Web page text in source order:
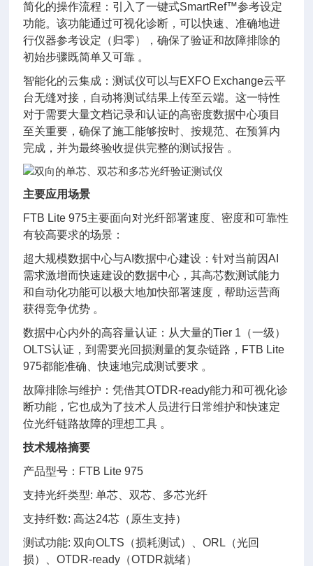
简化的操作流程：引入了一键式SmartRef™参考设定
功能。该功能通过可视化诊断，可以快速、准确地进
行仪器参考设定（归零），确保了验证和故障排除的
初始步骤既简单又可靠 。
智能化的云集成：测试仪可以与EXFO Exchange云平
台无缝对接，自动将测试结果上传至云端。这一特性
对于需要大量文档记录和认证的高密度数据中心项目
至关重要，确保了施工能够按时、按规范、在预算内
完成，并为最终验收提供完整的测试报告 。
主要应用场景
FTB Lite 975主要面向对光纤部署速度、密度和可靠性
有较高要求的场景：
超大规模数据中心与AI数据中心建设：针对当前因AI
需求激增而快速建设的数据中心，其高芯数测试能力
和自动化功能可以极大地加快部署速度，帮助运营商
获得竞争优势 。
数据中心内外的高容量认证：从大量的Tier 1（一级）
OLTS认证，到需要光回损测量的复杂链路，FTB Lite
975都能准确、快速地完成测试要求 。
故障排除与维护：凭借其OTDR-ready能力和可视化诊
断功能，它也成为了技术人员进行日常维护和快速定
位光纤链路故障的理想工具 。
技术规格摘要
产品型号：FTB Lite 975
支持光纤类型: 单芯、双芯、多芯光纤
支持纤数: 高达24芯（原生支持）
测试功能: 双向OLTS（损耗测试）、ORL（光回
损）、OTDR-ready（OTDR就绪）